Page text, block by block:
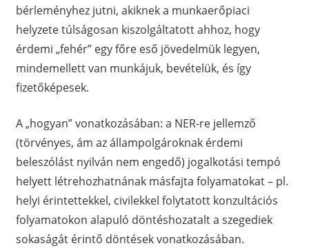
bérleményhez jutni, akiknek a munkaerőpiaci
helyzete túlságosan kiszolgáltatott ahhoz, hogy
érdemi „fehér” egy főre eső jövedelmük legyen,
mindemellett van munkájuk, bevételük, és így
fizetőképesek.
A „hogyan” vonatkozásában: a NER-re jellemző
(törvényes, ám az állampolgároknak érdemi
beleszólást nyilván nem engedő) jogalkotási tempó
helyett létrehozhatnának másfajta folyamatokat – pl.
helyi érintettekkel, civilekkel folytatott konzultációs
folyamatokon alapuló döntéshozatalt a szegediek
sokaságát érintő döntések vonatkozásában.